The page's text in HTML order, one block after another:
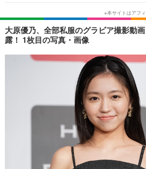
音楽
ライフTOP
ペット
その他
リリース一覧
プッシュ通知の停止方法
大原優乃、全部私服のグラビア撮影動
露！ 1枚目の写真・画像